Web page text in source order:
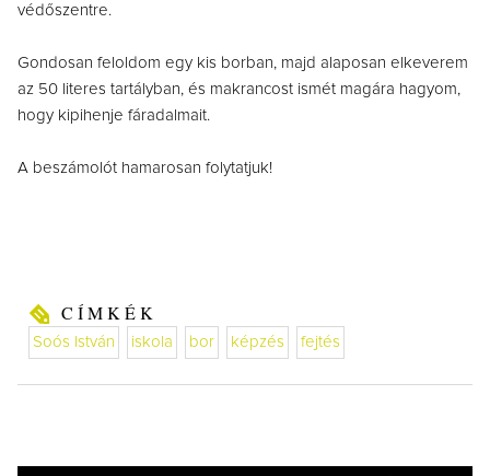
védőszentre.
Gondosan feloldom egy kis borban, majd alaposan elkeverem
az 50 literes tartályban, és makrancost ismét magára hagyom,
hogy kipihenje fáradalmait.
A beszámolót hamarosan folytatjuk!
CÍMKÉK
Soós István iskola bor képzés fejtés